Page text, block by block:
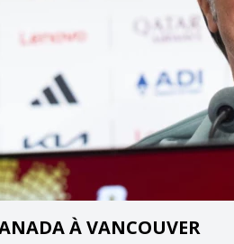
À VANCOUVER